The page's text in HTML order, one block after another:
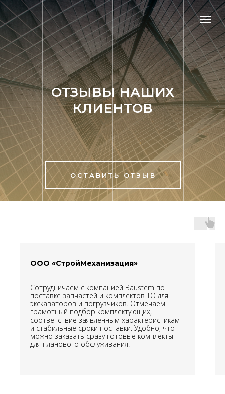
ОТЗЫВЫ НАШИХ
КЛИЕНТОВ
ОСТАВИТЬ ОТЗЫВ
ООО «СтройМеханизация»
Сотрудничаем с компанией Baustem по
поставке запчастей и комплектов ТО для
экскаваторов и погрузчиков. Отмечаем
грамотный подбор комплектующих,
соответствие заявленным характеристикам
и стабильные сроки поставки. Удобно, что
можно заказать сразу готовые комплекты
для планового обслуживания.